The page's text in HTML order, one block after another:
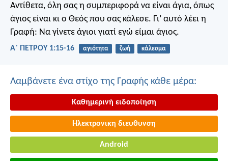
Αντίθετα, όλη σας η συμπεριφορά να είναι άγια, όπως
άγιος είναι κι ο Θεός που σας κάλεσε. Γι’ αυτό λέει η
Γραφή: Να γίνετε άγιοι γιατί εγώ είμαι άγιος.
Α΄ ΠΕΤΡΟΥ 1:15-16 αγιότητα ζωή κάλεσμα
Λαμβάνετε ένα στίχο της Γραφής κάθε μέρα:
Καθημερινή ειδοποίηση
Ηλεκτρονικη διευθυνση
Android